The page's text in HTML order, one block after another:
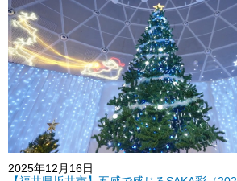
2025年12月16日